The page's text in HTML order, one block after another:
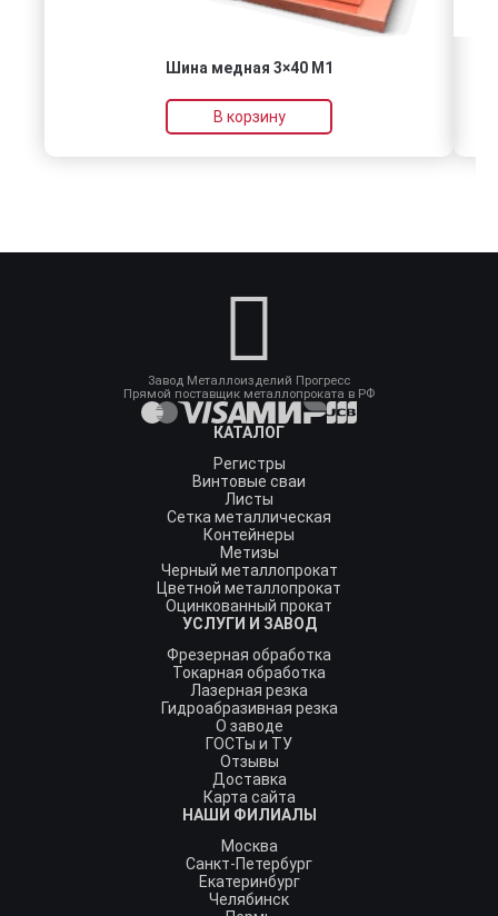
Шина медная 3×40 М1
В корзину
Завод Металлоизделий Прогресс
Прямой поставщик металлопроката в РФ
КАТАЛОГ
Регистры
Винтовые сваи
Листы
Сетка металлическая
Контейнеры
Метизы
Черный металлопрокат
Цветной металлопрокат
Оцинкованный прокат
УСЛУГИ И ЗАВОД
Фрезерная обработка
Токарная обработка
Лазерная резка
Гидроабразивная резка
О заводе
ГОСТы и ТУ
Отзывы
Доставка
Карта сайта
НАШИ ФИЛИАЛЫ
Москва
Санкт-Петербург
Екатеринбург
Челябинск